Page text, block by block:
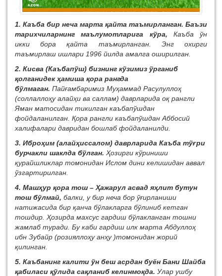
1. Каъба бир неча марта қайта таъмирланган. Баъзи
тарихчиларнинг маълумотларига кўра,
Каъба ўн
икки бора қайта таъмирланган. Энг охирги
таъмирлаш ишлари 1996 йилда амалга оширилган.
2. Кисва (Каъбапўш) бизнинг кўзимиз ўрганиб
қолганидек ҳамиша қора рангда
бўлмаган. Пайғамбаримиз Муҳаммад Расулуллоҳ
(соллаллоҳу алайҳи ва саллам) даврларида оқ рангли
Яман матосидан тикилган каъбапўшдан
фойдаланилган. Қора рангли каъбапўшдан Аббосий
халифалари давридан бошлаб фойдаланилди.
3. Иброҳим (алайҳиссалом) даврларида Каъба тўғри
бурчакли шаклда бўлган. Ҳозирги кўриниши
қурайшликлар томонидан Ислом дини келишидан аввал
ўзгартирилган.
4. Машҳур қора тош – Ҳажарул асвад яҳлит бутун
тош бўлмай, балки, у бир неча бор ўғирланиши
натижасида бир қанча бўлакларга бўлиниб кетган
тошдир. Ҳозирда махсус гардиш бўлакланган тошни
жамлаб туради. Бу каби гардиш илк марта Абдуллоҳ
ибн Зубайр (розияллоҳу анҳу )томонидан жорий
қилинган.
5. Каъбанинг калити ўн беш асрдан буён Бани Шайба
қабиласи қўлида сақланиб келинмоқда. Улар ушбу